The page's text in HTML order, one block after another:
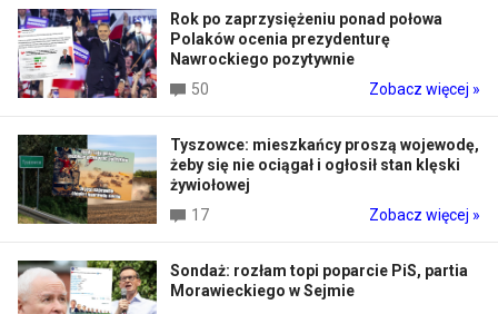
Rok po zaprzysiężeniu ponad połowa
Polaków ocenia prezydenturę
Nawrockiego pozytywnie
50
Zobacz więcej »
Tyszowce: mieszkańcy proszą wojewodę,
żeby się nie ociągał i ogłosił stan klęski
żywiołowej
17
Zobacz więcej »
Sondaż: rozłam topi poparcie PiS, partia
Morawieckiego w Sejmie